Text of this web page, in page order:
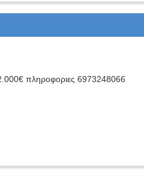
πληροφοριες 6973248066